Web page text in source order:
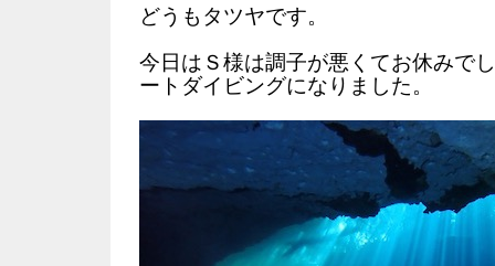
どうもタツヤです。
今日はＳ様は調子が悪くてお休みで
ートダイビングになりました。